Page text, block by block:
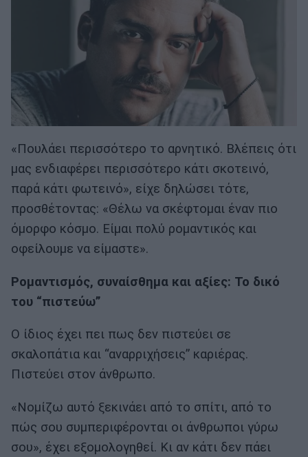
«Πουλάει περισσότερο το αρνητικό. Βλέπεις ότι
μας ενδιαφέρει περισσότερο κάτι σκοτεινό,
παρά κάτι φωτεινό», είχε δηλώσει τότε,
προσθέτοντας: «Θέλω να σκέφτομαι έναν πιο
όμορφο κόσμο. Είμαι πολύ ρομαντικός και
οφείλουμε να είμαστε».
Ρομαντισμός, συναίσθημα και αξίες: Το δικό
του “πιστεύω”
Ο ίδιος έχει πει πως δεν πιστεύει σε
σκαλοπάτια και “αναρριχήσεις” καριέρας.
Πιστεύει στον άνθρωπο.
«Νομίζω αυτό ξεκινάει από το σπίτι, από το
πώς σου συμπεριφέρονται οι άνθρωποι γύρω
σου», έχει εξομολογηθεί. Κι αν κάτι δεν πάει